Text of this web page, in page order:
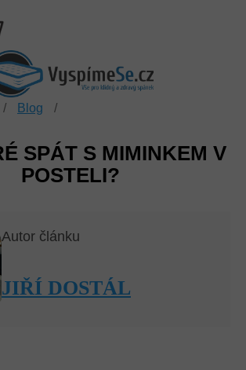
/ Blog /
SPÁT S MIMINKEM V
POSTELI?
Autor článku
JIŘÍ DOSTÁL